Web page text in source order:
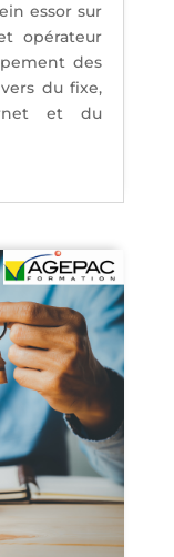
essor sur
opérateur
des
du fixe,
et du